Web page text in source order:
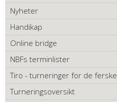
Nyheter
Handikap
Online bridge
NBFs terminlister
Tiro - turneringer for de ferske
Turneringsoversikt